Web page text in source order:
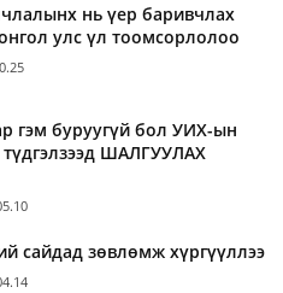
нь үер баривчлах
улс үл тоомсорлолоо
гэм буруугүй бол УИХ-ын
түдгэлзээд ШАЛГУУЛАХ
сайдад зөвлөмж хүргүүллээ